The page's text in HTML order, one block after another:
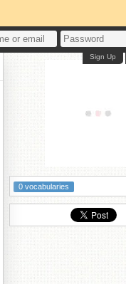
Sign Up
0 vocabularies